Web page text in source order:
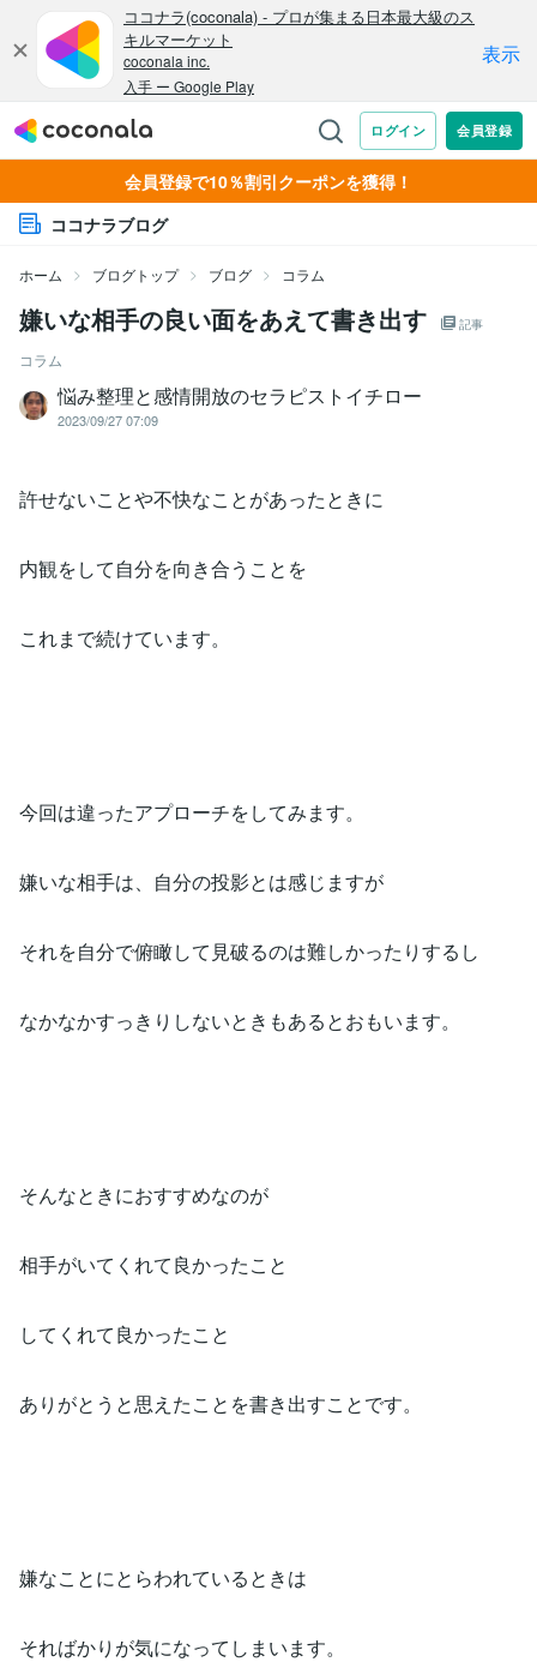
会員登録で10％割引クーポンを獲得！
ココナラブログ
ホーム ブログトップ ブログ コラム
嫌いな相手の良い面をあえて書き出す 記事
コラム
悩み整理と感情開放のセラピストイチロー
2023/09/27 07:09
許せないことや不快なことがあったときに
内観をして自分を向き合うことを
これまで続けています。
今回は違ったアプローチをしてみます。
嫌いな相手は、自分の投影とは感じますが
それを自分で俯瞰して見破るのは難しかったりするし
なかなかすっきりしないときもあるとおもいます。
そんなときにおすすめなのが
相手がいてくれて良かったこと
してくれて良かったこと
ありがとうと思えたことを書き出すことです。
嫌なことにとらわれているときは
そればかりが気になってしまいます。